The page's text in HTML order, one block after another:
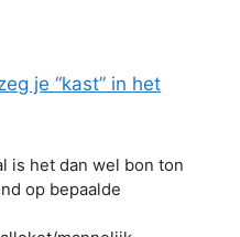
je “kast” in het
is het dan wel bon ton
op bepaalde